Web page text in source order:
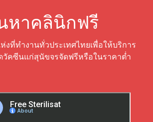
หาคลินิกฟรี
งที่ทำงานทั่วประเทศไทยเพื่อให้บริการ
คซีนแก่สุนัขจรจัดฟรีหรือในราคาต่ำ